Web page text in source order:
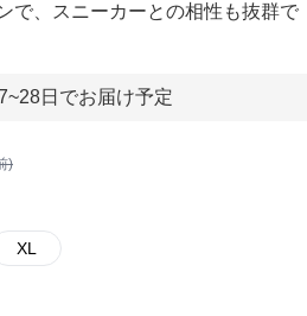
で、スニーカーとの相性も抜群で
日でお届け予定
)
XL